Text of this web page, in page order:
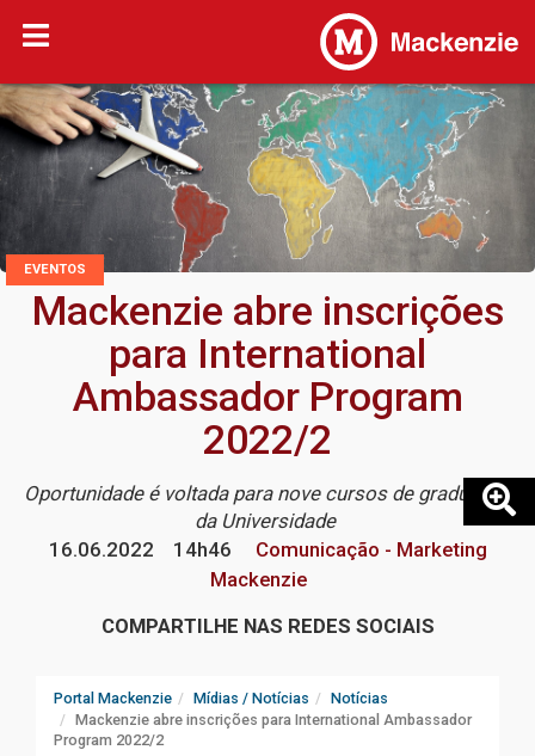
EVENTOS
Mackenzie abre inscrições
para International
Ambassador Program
2022/2
Oportunidade é voltada para nove cursos de graduação
da Universidade
16.06.2022
14h46
Comunicação - Marketing
Mackenzie
COMPARTILHE NAS REDES SOCIAIS
Portal Mackenzie Mídias / Notícias
Notícias
Mackenzie abre inscrições para International Ambassador
Program 2022/2